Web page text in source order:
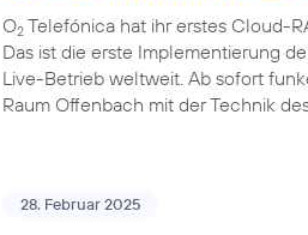
O2 Telefónica hat ihr erstes Cloud-
Das ist die erste Implementierung
Live-Betrieb weltweit. Ab sofort
Raum Offenbach mit der Technik
28. Februar 2025